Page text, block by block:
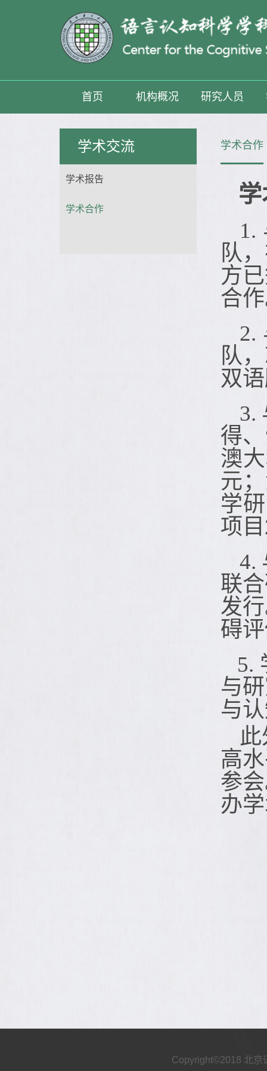
首页 机构概况 研究人员
学术交流
学术报告
学术合作
学术合作
1.
队
方
合
2.
队
双
3.
得、
澳
元
学
项
4.
联
发
碍
5.
与
与
高
参
办
Copyright©2018 北京